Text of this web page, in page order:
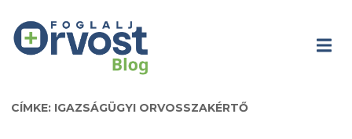
CÍMKE: IGAZSÁGÜGYI ORVOSSZAKÉRTŐ